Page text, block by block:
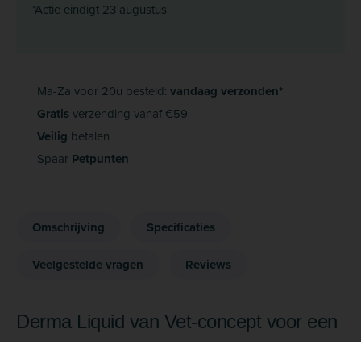
*Actie eindigt 23 augustus
Ma-Za voor 20u besteld: vandaag verzonden*
Gratisverzending vanaf €59
Veilig betalen
Spaar Petpunten
Omschrijving Specificaties
Veelgestelde vragen Reviews
Derma Liquid van Vet-concept voor een